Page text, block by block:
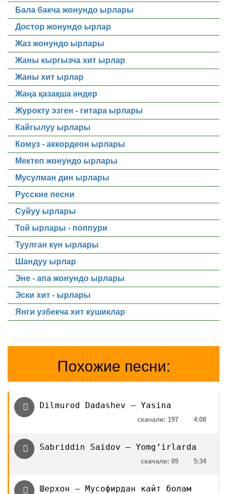
Бала бакча жонундо ырлары
Достор жонундо ырлар
Жаз жонундо ырлары
Жаны кыргызча хит ырлар
Жаны хит ырлар
Жаңа қазақша әндер
Журокту эзген - гитара ырлары
Кайгылуу ырлары
Комуз - аккордеон ырлары
Мектеп жонундо ырлары
Мусулман дин ырлары
Русские песни
Суйуу ырлары
Той ырлары - поппури
Туулган күн ырлары
Шандуу ырлар
Эне - апа жонундо ырлары
Эски хит - ырлары
Янги узбекча хит кушиклар
Похожие песни:
Dilmurod Dadashev — Yasina
4:08
скачали: 197
Sabriddin Saidov — Yomg’irlarda
5:34
скачали: 89
Шерхон — Мусофирдан кайт болам